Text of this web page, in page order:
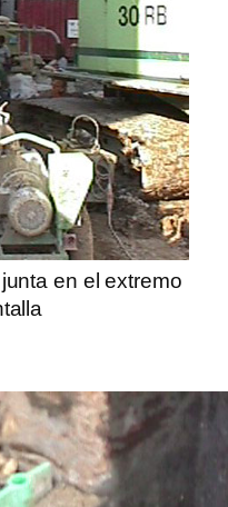
en el extremo